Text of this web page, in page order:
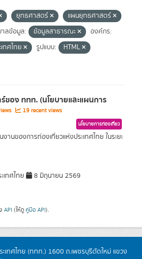
ยุทธศาสตร์
แผนยุทธศาสตร์
ลข้อมูล:
ข้อมูลสาธารณะ
องค์กร:
ทศไทย
รูปแบบ:
HTML
อง ททท. (นโยบายและแผนการ
19 recent views
นโยบายการท่องเที่ยว
านของการท่องเที่ยวแห่งประเทศไทย ในระยะ
เทศไทย 8 มิถุนายน 2569
API (ให้ดู คู่มือ API).
เทศไทย (ททท.) 1600 ถ.เพชรบุรีตัดใหม่ แขวง